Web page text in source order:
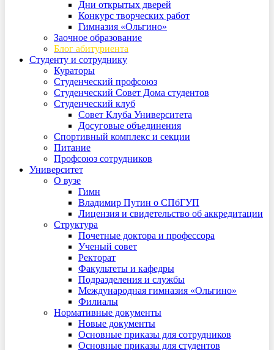
Дни открытых дверей
Конкурс творческих работ
Гимназия «Ольгино»
Заочное образование
Блог абитуриента
Студенту и сотруднику
Кураторы
Студенческий профсоюз
Студенческий Совет Дома студентов
Студенческий клуб
Совет Клуба Университета
Досуговые объединения
Спортивный комплекс и секции
Питание
Профсоюз сотрудников
Университет
О вузе
Гимн
Владимир Путин о СПбГУП
Лицензия и свидетельство об аккредитации
Структура
Почетные доктора и профессора
Ученый совет
Ректорат
Факультеты и кафедры
Подразделения и службы
Международная гимназия «Ольгино»
Филиалы
Нормативные документы
Новые документы
Основные приказы для сотрудников
Основные приказы для студентов